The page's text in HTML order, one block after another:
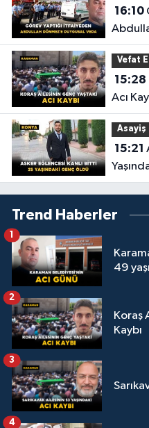
16:10Görev Yaptığı İtfaiyeden
Vefat
15:28
Acı
Asayiş
15:21
Trend Haberler
49
1
Koraş
Kaybı
2
3
4